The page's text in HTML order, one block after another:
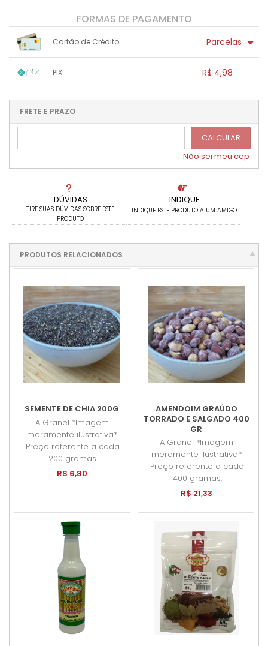
DÚVIDAS
TIRE SUAS DÚVIDAS SOBRE ESTE
PRODUTO
INDIQUE
INDIQUE ESTE PRODUTO A UM AMIGO
FORMAS DE PAGAMENTO
Cartão de Crédito Parcelas
PIX R$ 4,98
...
....
FRETE E PRAZO
CALCULAR
Não sei meu cep
PRODUTOS RELACIONADOS
SEMENTE DE CHIA 200G
A Granel *Imagem
meramente ilustrativa*
Preço referente a cada
200 gramas.
R$ 6,80
AMENDOIM GRAÚDO
TORRADO E SALGADO 400
GR
A Granel *Imagem
meramente ilustrativa*
Preço referente a cada
400 gramas.
R$ 21,33